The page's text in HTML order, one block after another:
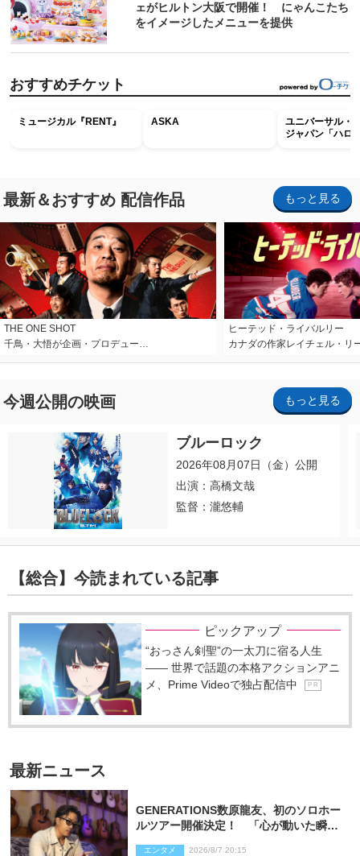
ェがヒルトン大阪で開催！ にゃんこたち
をイメージしたメニューを提供
おすすめチケット
ミュージカル『RENT』 ASKA
ユニバーサル・
ジャパン「ハロ
最新＆おすすめ 配信作品 もっと見る
THE ONE SHOT
千鳥・大悟が企画・プロデュー…
ヒーテッド・ライバルリー
カナダの作家レイチェル・リ
今週公開の映画 もっと見る
ブルーロック
2026年08月07日（金）公開
出演：高橋文哉
監督：瀧悠輔
【総合】今読まれている記事
ピックアップ
“おっさん剣聖”の一太刀に宿る人生
―― 世界で話題の本格アクションアニ
メ、Prime Videoで独占配信中
P R
最新ニュース
GENERATIONS数原龍友、初のソロホー
ルツアー開催決定！ 「心が動いた瞬間
エンタメ 2026/8/7 20:15